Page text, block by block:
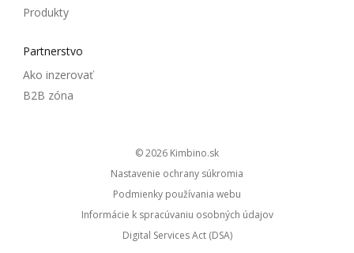
Produkty
Partnerstvo
Ako inzerovať
B2B zóna
© 2026
kimbino.sk
Nastavenie ochrany súkromia
Podmienky používania webu
Informácie k spracúvaniu osobných údajov
Digital Services Act (DSA)